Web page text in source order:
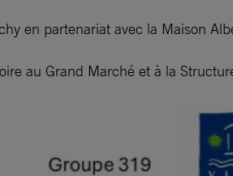
en partenariat avec la Maison
au Grand Marché et à la